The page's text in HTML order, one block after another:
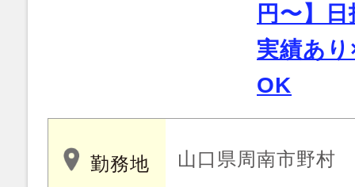
円〜】
実績あ
OK
勤務地 山口県周南市野村